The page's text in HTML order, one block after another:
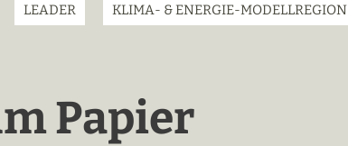
LEADER KLIMA- & ENERGIE-MODELLREGION
Papier